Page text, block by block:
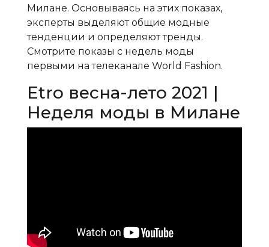
Милане. Основываясь на этих показах,
эксперты выделяют общие модные
тенденции и определяют тренды.
Смотрите показы с недель моды
первыми на телеканале World Fashion.
Etro весна-лето 2021 |
Неделя моды в Милане